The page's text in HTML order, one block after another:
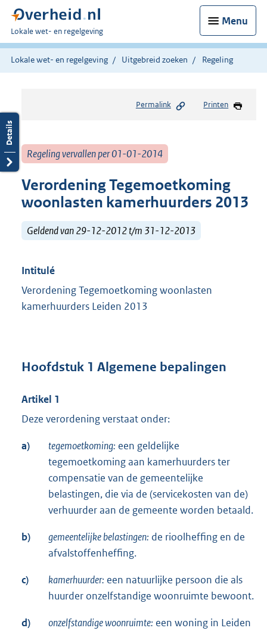
Menu
U
bent
hier:
Lokale wet- en regelgeving
Lokale wet- en regelgeving Uitgebreid zoeken Regeling
Permalink Printen
Regeling vervallen per 01-01-2014
Verordening Tegemoetkoming
woonlasten kamerhuurders 2013
Geldend van 29-12-2012 t/m 31-12-2013
Intitulé
Verordening Tegemoetkoming woonlasten
kamerhuurders Leiden 2013
Hoofdstuk 1 Algemene bepalingen
Artikel 1
Deze verordening verstaat onder:
a) tegemoetkoming: een geldelijke
tegemoetkoming aan kamerhuurders ter
compensatie van de gemeentelijke
belastingen, die via de (servicekosten van de)
verhuurder aan de gemeente worden betaald.
b) gemeentelijke belastingen: de rioolheffing en de
afvalstoffenheffing.
c) kamerhuurder: een natuurlijke persoon die als
huurder onzelfstandige woonruimte bewoont.
d) onzelfstandige woonruimte: een woning in Leiden